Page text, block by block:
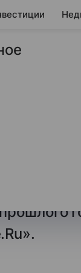
бизнесу
цен на